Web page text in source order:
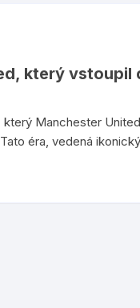
který vstoupil
Manchester
éra, vedená